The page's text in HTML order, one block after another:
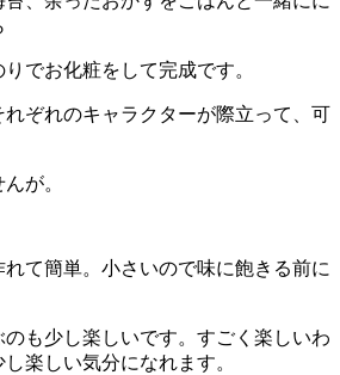
でお化粧をして完成です。
ぞれのキャラクターが際立って、可
が。
て簡単。小さいので味に飽きる前に
も少し楽しいです。すごく楽しいわ
楽しい気分になれます。